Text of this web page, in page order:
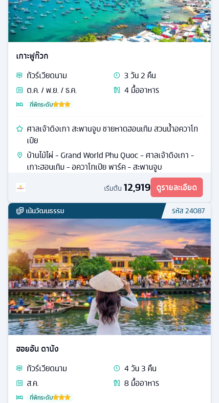
เกาะฟูก๊วก
ทัวร์เวียดนาม 3วัน2 คืน
ต.ค. / พ.ย. / ธ.ค.
4 มื้ออาหาร
ที่พักระดับ
ศาลเจ้าดิงเกา สะพานจูบ ชายหาดฮอนเทิม สวนน้ำอควาโท
เปีย
บ้านไม้ไผ่ - Grand World Phu Quoc - ศาลเจ้าดิงเกา -
เกาะฮอนเทิม - อควาโทเปีย พาร์ค - สะพานจูบ
เริ่มต้น 12,919 ดูรายละเอียด
เน้นวัฒนธรรม รหัส24087
ฮอยอัน ดานัง
ทัวร์เวียดนาม 4วัน3 คืน
ส.ค.
8 มื้ออาหาร
ที่พักระดับ